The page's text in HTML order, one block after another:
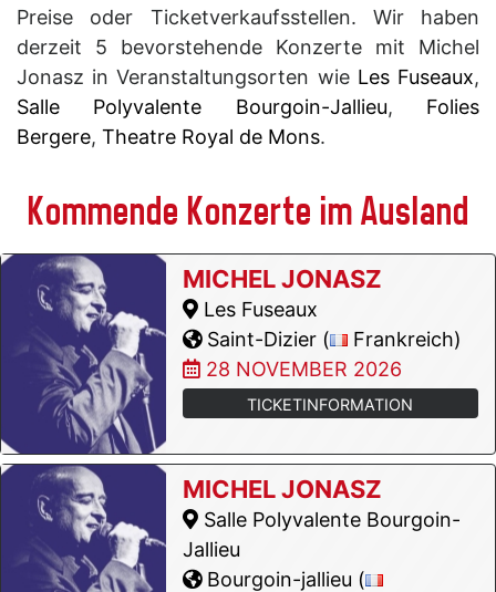
Preise oder Ticketverkaufsstellen. Wir haben
derzeit 5 bevorstehende Konzerte mit Michel
Jonasz in Veranstaltungsorten wie Les Fuseaux,
Salle Polyvalente Bourgoin-Jallieu, Folies
Bergere, Theatre Royal de Mons.
Kommende Konzerte im Ausland
MICHEL JONASZ
Les Fuseaux
Saint-Dizier (
Frankreich)
28 NOVEMBER 2026
TICKETINFORMATION
MICHEL JONASZ
Salle Polyvalente Bourgoin-
Jallieu
Bourgoin-jallieu (